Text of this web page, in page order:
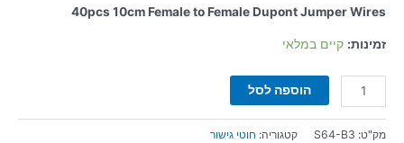
40pcs 10cm Female to Female Dupont Jumper Wires
זמינות: קיים במלאי
הוספה לסל
מק"ט: S64-B3 קטגוריה: חוטי גישור